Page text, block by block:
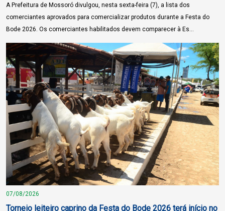
A Prefeitura de Mossoró divulgou, nesta sexta-feira (7), a lista dos
comerciantes aprovados para comercializar produtos durante a Festa do
Bode 2026. Os comerciantes habilitados devem comparecer à Es...
07/08/2026
Torneio leiteiro caprino da Festa do Bode 2026 terá início no